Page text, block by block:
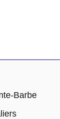
Barbe